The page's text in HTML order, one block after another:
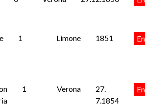
1 Limone 1851
1 Verona
27.
7.1854